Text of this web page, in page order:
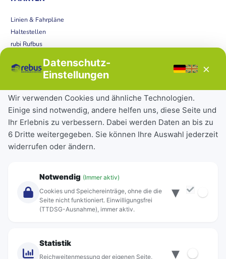
Linien & Fahrpläne
Haltestellen
rubi Rufbus
Störungen
Tickets & Tarife
Deutschlandticket
Schülerkarte
Einzeltickets
Abonnements
Über Rebus
Standorte
Datenschutz-
Einstellungen
×
Wir verwenden Cookies und ähnliche Technologien.
Einige sind notwendig, andere helfen uns, diese Seite und
Ihr Erlebnis zu verbessern. Dabei werden Daten an bis zu
6 Dritte weitergegeben. Sie können Ihre Auswahl jederzeit
widerrufen oder ändern.
Notwendig (Immer aktiv)
Cookies und Speichereinträge, ohne die die
Seite nicht funktioniert. Einwilligungsfrei
(TTDSG-Ausnahme), immer aktiv.
▾
Statistik
Reichweitenmessung der eigenen Seite, ▾